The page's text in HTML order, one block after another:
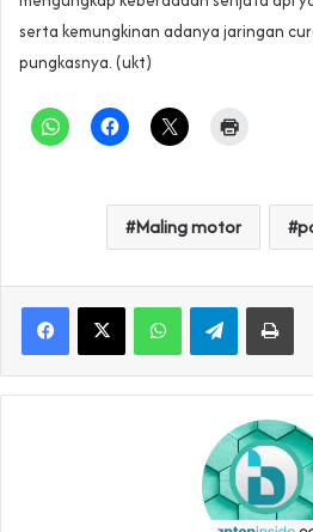
serta kemungkinan adanya jaringan
pungkasnya. (ukt)
Maling motor
WhatsAppTelegramPrint